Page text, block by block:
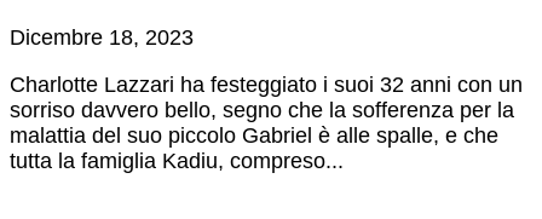
Dicembre 18, 2023
Charlotte Lazzari ha festeggiato i suoi 32 anni con un
sorriso davvero bello, segno che la sofferenza per la
malattia del suo piccolo Gabriel è alle spalle, e che
tutta la famiglia Kadiu, compreso...